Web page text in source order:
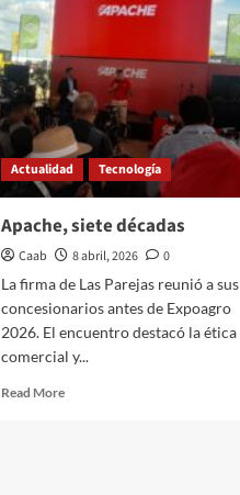
Actualidad Tecnología
Apache, siete décadas
Caab 8 abril, 2026
0
La firma de Las Parejas reunió a sus
concesionarios antes de Expoagro
2026. El encuentro destacó la ética
comercial y...
Read MoreRead